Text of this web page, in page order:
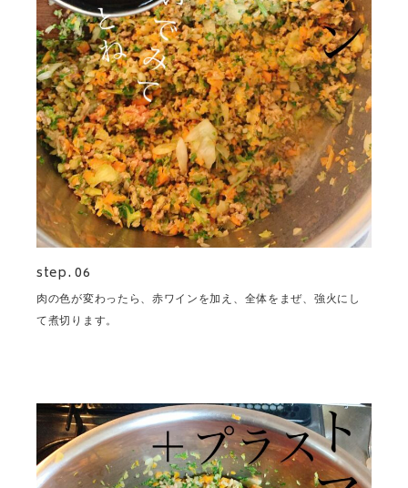
step. 06
肉の色が変わったら、赤ワインを加え、全体をまぜ、強火にし
て煮切ります。